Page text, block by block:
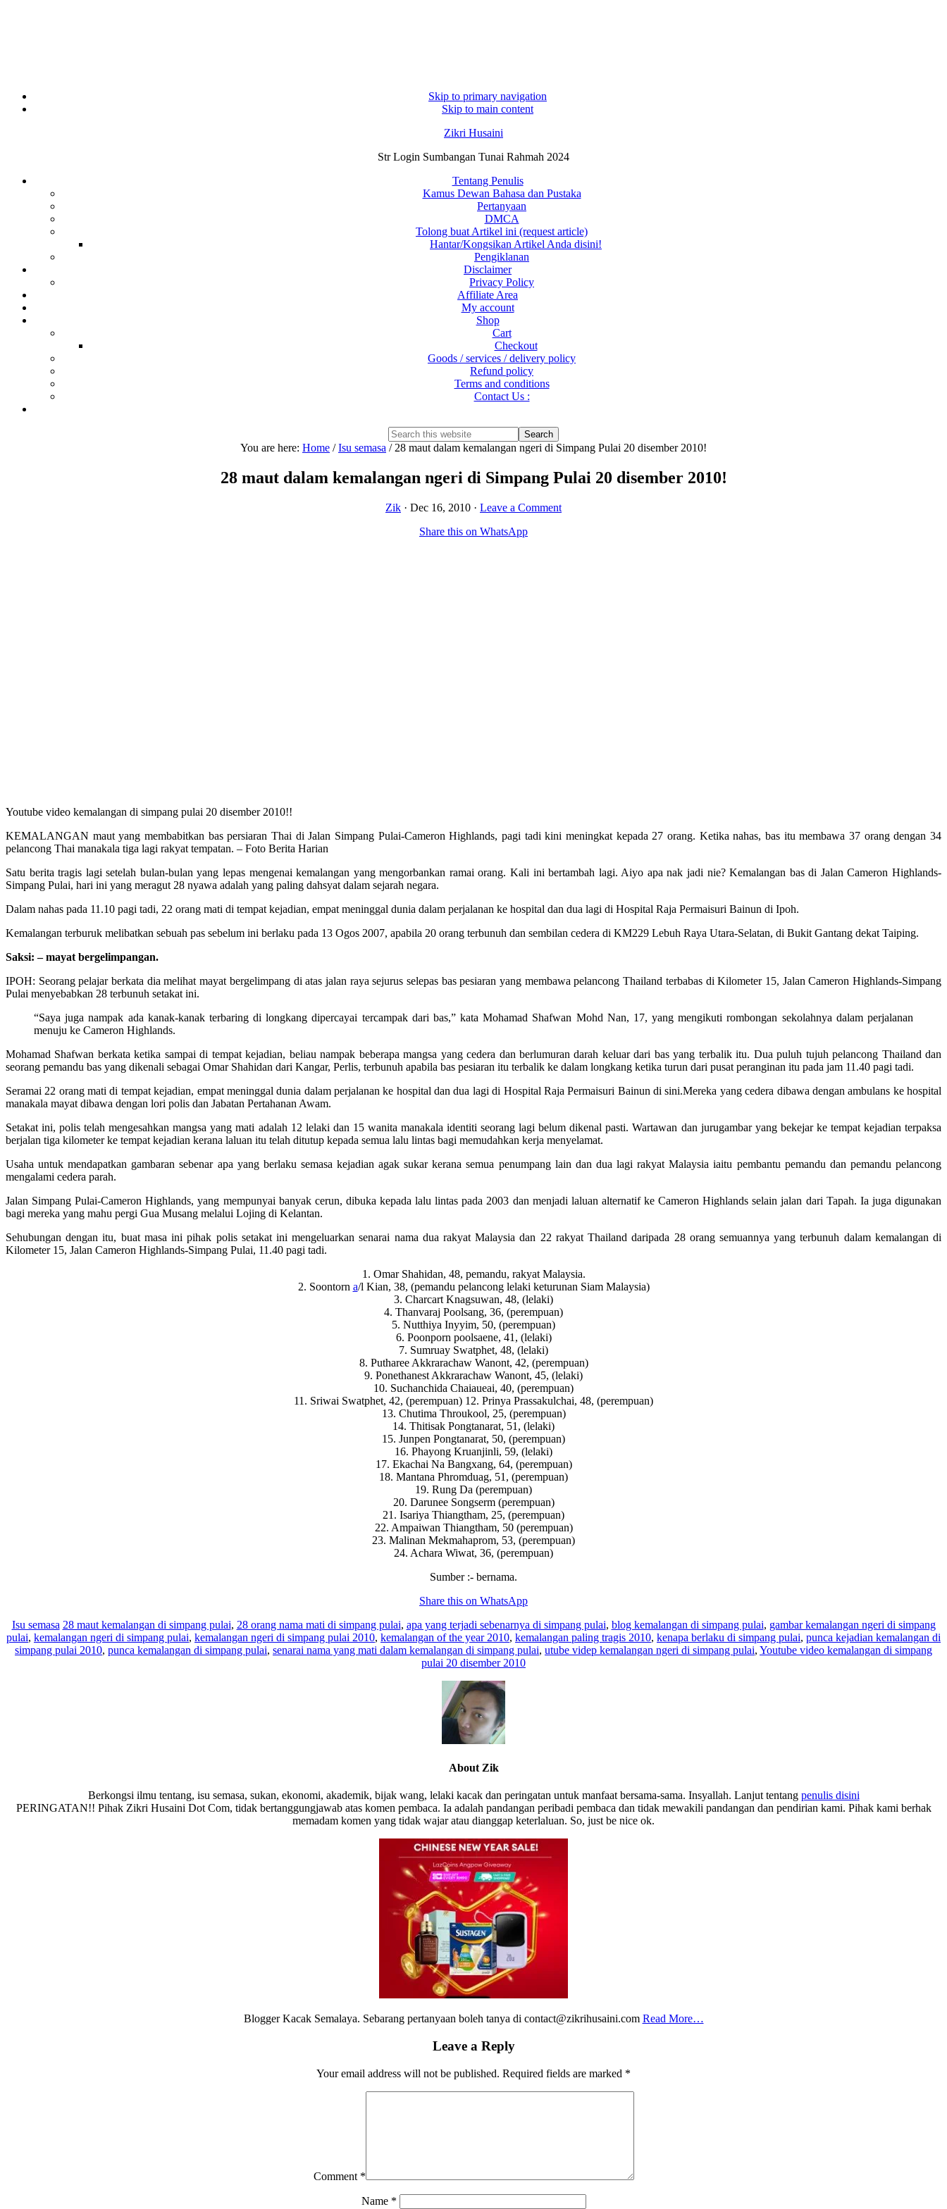
Skip to primary navigation
Skip to main content
Zikri Husaini
Str Login Sumbangan Tunai Rahmah 2024
Tentang Penulis
Kamus Dewan Bahasa dan Pustaka
Pertanyaan
DMCA
Tolong buat Artikel ini (request article)
Hantar/Kongsikan Artikel Anda disini!
Pengiklanan
Disclaimer
Privacy Policy
Affiliate Area
My account
Shop
Cart
Checkout
Goods / services / delivery policy
Refund policy
Terms and conditions
Contact Us :
Search
this
Hide
You are here: Home / Isu semasa /28 maut dalam kemalangan ngeri di Simpang Pulai 20 disember 2010!
28 maut dalam kemalangan ngeri di Simpang Pulai 20 disember 2010!
Zik · Dec 16, 2010 · Leave a Comment
Share this on WhatsApp
Youtube video kemalangan di simpang pulai 20 disember 2010!!
KEMALANGAN maut yang membabitkan bas persiaran Thai di Jalan Simpang Pulai-Cameron Highlands, pagi tadi kini meningkat kepada 27 orang. Ketika nahas, bas itu membawa 37 orang dengan 34
pelancong Thai manakala tiga lagi rakyat tempatan. – Foto Berita Harian
Satu berita tragis lagi setelah bulan-bulan yang lepas mengenai kemalangan yang mengorbankan ramai orang. Kali ini bertambah lagi. Aiyo apa nak jadi nie? Kemalangan bas di Jalan Cameron Highlands-
Simpang Pulai, hari ini yang meragut 28 nyawa adalah yang paling dahsyat dalam sejarah negara.
Dalam nahas pada 11.10 pagi tadi, 22 orang mati di tempat kejadian, empat meninggal dunia dalam perjalanan ke hospital dan dua lagi di Hospital Raja Permaisuri Bainun di Ipoh.
Kemalangan terburuk melibatkan sebuah pas sebelum ini berlaku pada 13 Ogos 2007, apabila 20 orang terbunuh dan sembilan cedera di KM229 Lebuh Raya Utara-Selatan, di Bukit Gantang dekat Taiping.
Saksi: – mayat bergelimpangan.
IPOH: Seorang pelajar berkata dia melihat mayat bergelimpang di atas jalan raya sejurus selepas bas pesiaran yang membawa pelancong Thailand terbabas di Kilometer 15, Jalan Cameron Highlands-Simpang
Pulai menyebabkan 28 terbunuh setakat ini.
“Saya juga nampak ada kanak-kanak terbaring di longkang dipercayai tercampak dari bas,” kata Mohamad Shafwan Mohd Nan, 17, yang mengikuti rombongan sekolahnya dalam perjalanan
menuju ke Cameron Highlands.
Mohamad Shafwan berkata ketika sampai di tempat kejadian, beliau nampak beberapa mangsa yang cedera dan berlumuran darah keluar dari bas yang terbalik itu. Dua puluh tujuh pelancong Thailand dan
seorang pemandu bas yang dikenali sebagai Omar Shahidan dari Kangar, Perlis, terbunuh apabila bas pesiaran itu terbalik ke dalam longkang ketika turun dari pusat peranginan itu pada jam 11.40 pagi tadi.
Seramai 22 orang mati di tempat kejadian, empat meninggal dunia dalam perjalanan ke hospital dan dua lagi di Hospital Raja Permaisuri Bainun di sini.Mereka yang cedera dibawa dengan ambulans ke hospital
manakala mayat dibawa dengan lori polis dan Jabatan Pertahanan Awam.
Setakat ini, polis telah mengesahkan mangsa yang mati adalah 12 lelaki dan 15 wanita manakala identiti seorang lagi belum dikenal pasti. Wartawan dan jurugambar yang bekejar ke tempat kejadian terpaksa
berjalan tiga kilometer ke tempat kejadian kerana laluan itu telah ditutup kepada semua lalu lintas bagi memudahkan kerja menyelamat.
Usaha untuk mendapatkan gambaran sebenar apa yang berlaku semasa kejadian agak sukar kerana semua penumpang lain dan dua lagi rakyat Malaysia iaitu pembantu pemandu dan pemandu pelancong
mengalami cedera parah.
Jalan Simpang Pulai-Cameron Highlands, yang mempunyai banyak cerun, dibuka kepada lalu lintas pada 2003 dan menjadi laluan alternatif ke Cameron Highlands selain jalan dari Tapah. Ia juga digunakan
bagi mereka yang mahu pergi Gua Musang melalui Lojing di Kelantan.
Sehubungan dengan itu, buat masa ini pihak polis setakat ini mengeluarkan senarai nama dua rakyat Malaysia dan 22 rakyat Thailand daripada 28 orang semuannya yang terbunuh dalam kemalangan di
Kilometer 15, Jalan Cameron Highlands-Simpang Pulai, 11.40 pagi tadi.
1. Omar Shahidan, 48, pemandu, rakyat Malaysia.
2. Soontorn a/l Kian, 38, (pemandu pelancong lelaki keturunan Siam Malaysia)
3. Charcart Knagsuwan, 48, (lelaki)
4. Thanvaraj Poolsang, 36, (perempuan)
5. Nutthiya Inyyim, 50, (perempuan)
6. Poonporn poolsaene, 41, (lelaki)
7. Sumruay Swatphet, 48, (lelaki)
8. Putharee Akkrarachaw Wanont, 42, (perempuan)
9. Ponethanest Akkrarachaw Wanont, 45, (lelaki)
10. Suchanchida Chaiaueai, 40, (perempuan)
11. Sriwai Swatphet, 42, (perempuan) 12. Prinya Prassakulchai, 48, (perempuan)
13. Chutima Throukool, 25, (perempuan)
14. Thitisak Pongtanarat, 51, (lelaki)
15. Junpen Pongtanarat, 50, (perempuan)
16. Phayong Kruanjinli, 59, (lelaki)
17. Ekachai Na Bangxang, 64, (perempuan)
18. Mantana Phromduag, 51, (perempuan)
19. Rung Da (perempuan)
20. Darunee Songserm (perempuan)
21. Isariya Thiangtham, 25, (perempuan)
22. Ampaiwan Thiangtham, 50 (perempuan)
23. Malinan Mekmahaprom, 53, (perempuan)
24. Achara Wiwat, 36, (perempuan)
Sumber :- bernama.
Share this on WhatsApp
Isu semasa 28 maut kemalangan di simpang pulai, 28 orang nama mati di simpang pulai, apa yang terjadi sebenarnya di simpang pulai, blog kemalangan di simpang pulai, gambar kemalangan ngeri di simpang
pulai, kemalangan ngeri di simpang pulai, kemalangan ngeri di simpang pulai 2010, kemalangan of the year 2010, kemalangan paling tragis 2010, kenapa berlaku di simpang pulai, punca kejadian kemalangan di
simpang pulai 2010, punca kemalangan di simpang pulai, senarai nama yang mati dalam kemalangan di simpang pulai, utube videp kemalangan ngeri di simpang pulai, Youtube video kemalangan di simpang
pulai 20 disember 2010
About Zik
Berkongsi ilmu tentang, isu semasa, sukan, ekonomi, akademik, bijak wang, lelaki kacak dan peringatan untuk manfaat bersama-sama. Insyallah. Lanjut tentang penulis disini
PERINGATAN!! Pihak Zikri Husaini Dot Com, tidak bertanggungjawab atas komen pembaca. Ia adalah pandangan peribadi pembaca dan tidak mewakili pandangan dan pendirian kami. Pihak kami berhak
memadam komen yang tidak wajar atau dianggap keterlaluan. So, just be nice ok.
Blogger Kacak Semalaya. Sebarang pertanyaan boleh tanya di contact@zikrihusaini.com Read More…
Leave a Reply
Your email address will not be published. Required fields are marked *
Comment *
Name *